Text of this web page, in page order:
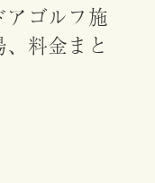
練習
アゴルフ施
料金まと